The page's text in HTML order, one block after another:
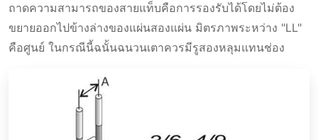
ถาดความสามารถของสายแท็บคือการรองรับได้โดยไม่ต้อง
ขยายออกไปข้างล่างของแผ่นสองแผ่น มิตรภาพระหว่าง "LL"
คือศูนย์ ในกรณีนี้ฉนั้นฉนวนเตาควรมีรูสองหลุมแทนช่อง